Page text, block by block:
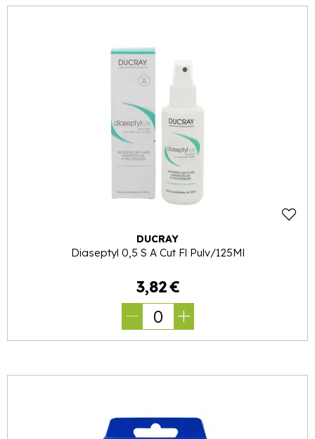
DUCRAY
Diaseptyl 0,5 S A Cut Fl Pulv/125Ml
3,82€
0